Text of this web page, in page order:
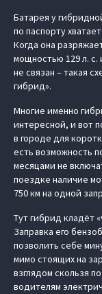
Батарея у
по паспорту
Когда она
мощностью 129 л. с.
не связан – такая
гибрид».
Многие именно
интересной, и вот
в городе для
есть возможность
месяцами не
поездке наличие
750 км на одной
Тут гибрид кладёт
Заправка его
позволить себе
мимо стоящих на
взглядом скользя
водителям